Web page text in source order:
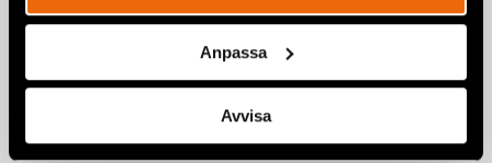
Anpassa
Avvisa
críticas, las miradas de homofobia, de desprecio, las
miradas que incomodan, pero seguimos en la lucha».
13Consejería Presidencial para la Equidad de la Mujer, «Violencias».
Recomendaciones